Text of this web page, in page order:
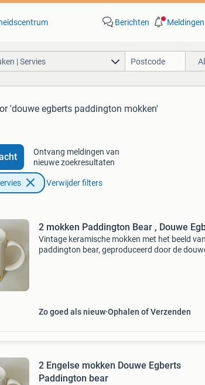
Berichten Meldingen
| Servies
'douwe egberts paddington mokken'
Ontvang meldingen van
nieuwe zoekresultaten
Verwijder filters
2 mokken Paddington Bear , Douwe
Vintage keramische mokken met het beeld
paddington bear, geproduceerd door de
Zo goed als nieuw Ophalen of Verzenden
2 Engelse mokken Douwe Egberts
Paddington bear